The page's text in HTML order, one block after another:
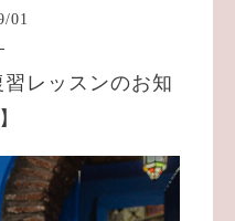
/01
習レッスンのお知